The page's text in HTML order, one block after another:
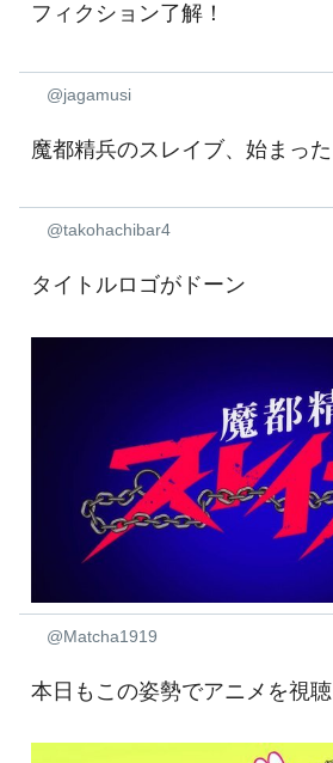
フィクション了解！
@jagamusi
魔都精兵のスレイブ、始まった
@takohachibar4
タイトルロゴがドーン
@Matcha1919
本日もこの姿勢でアニメを視聴